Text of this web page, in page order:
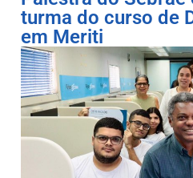
turma do curso de
em Meriti